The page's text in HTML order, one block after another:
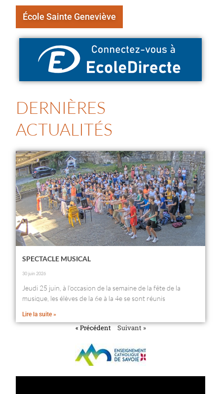
École Sainte Geneviève
DERNIÈRES
ACTUALITÉS
SPECTACLE MUSICAL
30 juin 2026
Jeudi 25 juin, à l’occasion de la semaine de la fête de la
musique, les élèves de la 6e à la 4e se sont réunis
Lire la suite »
« Précédent Suivant »